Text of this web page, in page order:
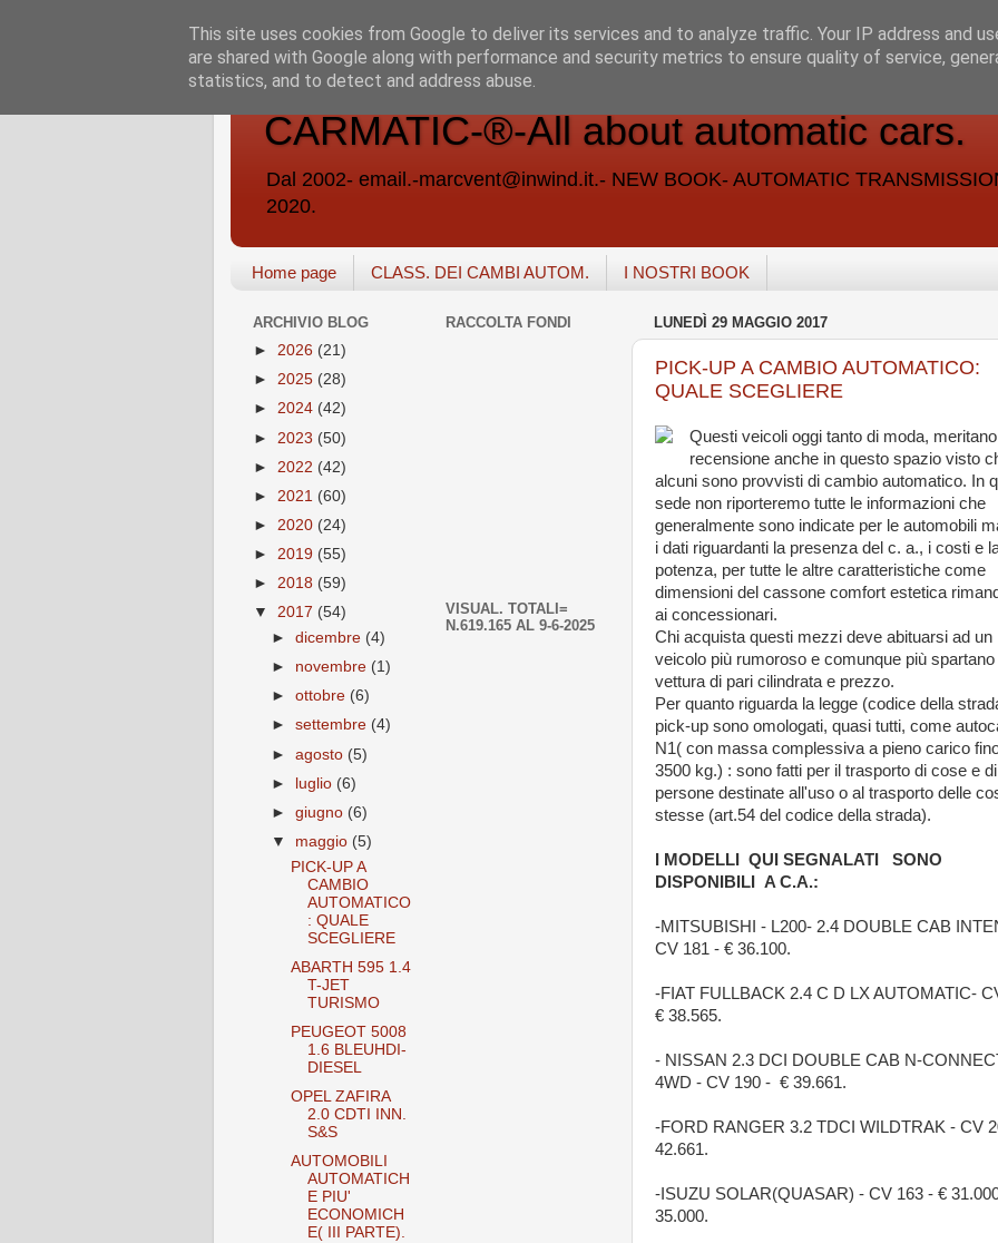
CARMATIC-®-All about automatic cars.
Dal 2002- email.-marcvent@inwind.it.- NEW BOOK- AUTOMATIC
2020.
Home page CLASS. DEI CAMBI AUTOM. I NOSTRI BOOK
LUNEDÌ 29 MAGGIO 2017
PICK-UP A CAMBIO AUTOMATICO:
QUALE SCEGLIERE
Questi veicoli oggi tanto di moda,
recensione anche in questo spazio visto
alcuni sono provvisti di cambio automatico. In
sede non riporteremo tutte le informazioni che
generalmente sono indicate per le automobili
i dati riguardanti la presenza del c. a., i costi e
potenza, per tutte le altre caratteristiche come
dimensioni del cassone comfort estetica
ai concessionari.
Chi acquista questi mezzi deve abituarsi ad un
veicolo più rumoroso e comunque più spartano
vettura di pari cilindrata e prezzo.
Per quanto riguarda la legge (codice della
pick-up sono omologati, quasi tutti, come
N1( con massa complessiva a pieno carico
3500 kg.) : sono fatti per il trasporto di cose e di
persone destinate all'uso o al trasporto delle
stesse (art.54 del codice della strada).
I MODELLI QUI SEGNALATI SONO
DISPONIBILI A C.A.:
-MITSUBISHI - L200- 2.4 DOUBLE CAB
CV 181 - € 36.100.
-FIAT FULLBACK 2.4 C D LX AUTOMATIC-
€ 38.565.
- NISSAN 2.3 DCI DOUBLE CAB N-
4WD - CV 190 - € 39.661.
-FORD RANGER 3.2 TDCI WILDTRAK - CV
42.661.
-ISUZU SOLAR(QUASAR) - CV 163 - €
35.000.
ARCHIVIO BLOG
► 2026 (21)
► 2025 (28)
► 2024 (42)
► 2023 (50)
► 2022 (42)
► 2021 (60)
► 2020 (24)
► 2019 (55)
► 2018 (59)
▼ 2017 (54)
►dicembre (4)
► novembre (1)
►ottobre (6)
►settembre (4)
►agosto (5)
► luglio (6)
►giugno (6)
▼ maggio (5)
PICK-UP A
CAMBIO
AUTOMATICO
: QUALE
SCEGLIERE
ABARTH 595 1.4
T-JET
TURISMO
PEUGEOT 5008
1.6 BLEUHDI-
DIESEL
OPEL ZAFIRA
2.0 CDTI INN.
S&S
AUTOMOBILI
AUTOMATICH
E PIU'
ECONOMICH
E( III PARTE).
RACCOLTA FONDI
VISUAL. TOTALI=
N.619.165 AL 9-6-2025
This site uses cookies from Google to deliver its services and to analyze traffic. Your IP address and
are shared with Google along with performance and security metrics to ensure quality of service,
statistics, and to detect and address abuse.